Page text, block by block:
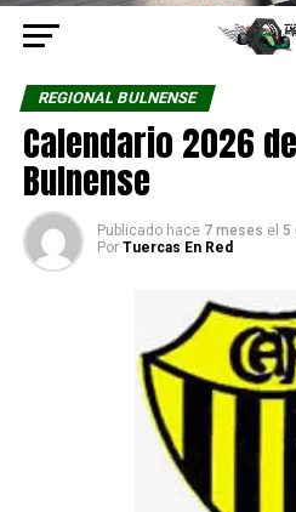
REGIONAL BULNENSE
Calendario 2026
Bulnense
Publicado hace 7 meses el 5
Por Tuercas En Red